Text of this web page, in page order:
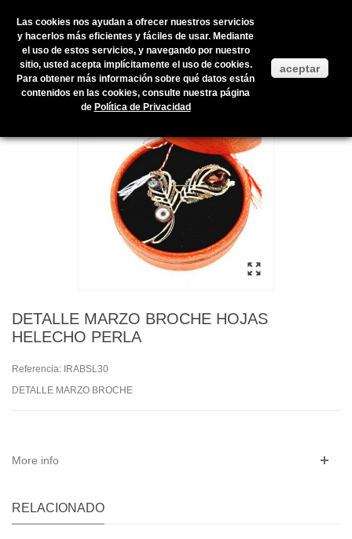
Inicio > Productos en stock > COMPLEMENTOS > DETALLE MARZO
>
DETALLE MARZO BROCHE HOJAS HELECHO PERLA
DETALLE MARZO BROCHE HOJAS
HELECHO PERLA
Referencia: IRABSL30
DETALLE MARZO BROCHE
More info
RELACIONADO
Las cookies nos ayudan a ofrecer nuestros servicios
y hacerlos más eficientes y fáciles de usar. Mediante
el uso de estos servicios, y navegando por nuestro
sitio, usted acepta implícitamente el uso de cookies.
Para obtener más información sobre qué datos están
contenidos en las cookies, consulte nuestra página
de Política de Privacidad
aceptar